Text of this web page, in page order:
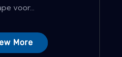
voor...
More